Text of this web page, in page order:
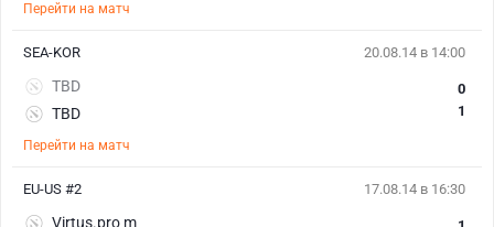
Перейти на матч
20.08.14 в 14:00
TBD
TBD
0
1
Перейти на матч
SEA-KOR
17.08.14 в 16:30
Virtus.pro m
EU-US #2